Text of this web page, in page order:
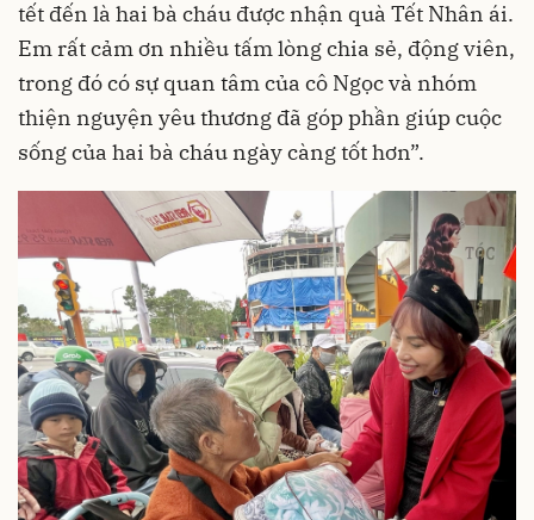
tết đến là hai bà cháu được nhận quà Tết Nhân ái.
Em rất cảm ơn nhiều tấm lòng chia sẻ, động viên,
trong đó có sự quan tâm của cô Ngọc và nhóm
thiện nguyện yêu thương đã góp phần giúp cuộc
sống của hai bà cháu ngày càng tốt hơn”.